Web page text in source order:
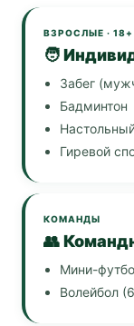
ВЗРОСЛЫЕ · 18+
🧑
Забег
Бадминтон
Гиревой
КОМАНДЫ
👥
Мини-
Волейбол